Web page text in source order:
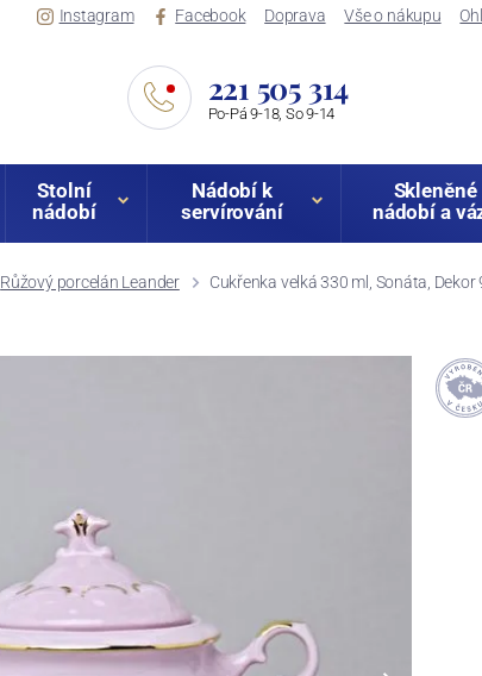
Instagram Facebook Doprava Vše o nákupu
221 505 314
Po-Pá 9-18, So 9-14
Stolní
nádobí
Nádobí k
servírování
Skleněné
nádobí a
Růžový porcelán Leander Cukřenka velká 330 ml, Sonáta,